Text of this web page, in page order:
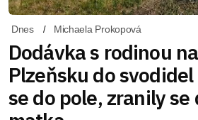
Dnes Michaela Prokopová
Dodávka s rodinou
Plzeňsku do
se do pole, zranily se